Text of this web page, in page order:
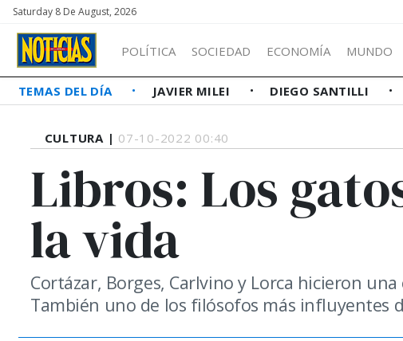
Saturday 8 De August, 2026
POLÍTICA SOCIEDAD ECONOMÍA MUNDO
TEMAS DEL DÍA JAVIER MILEI DIEGO SANTILLI
CULTURA | 07-10-2022 00:40
Libros: Los
la vida
Cortázar, Borges, Carlvino y Lorca hicieron
También uno de los filósofos más influyentes